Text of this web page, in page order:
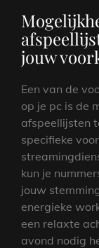
jouw
Een van de
op je pc is de
afspeellijsten
specifieke
kun je
jouw
energieke
een relaxte
avond nodig